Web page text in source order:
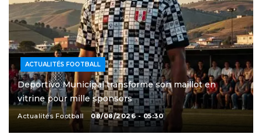
ACTUALITÉS FOOTBALL
Deportivo Municipal transforme son maillot en
vitrine pour mille sponsors
Actualités Football 08/08/2026 - 05:30